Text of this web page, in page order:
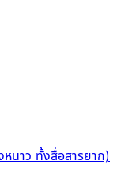
หนาว ทั้งสื่อสารยาก)